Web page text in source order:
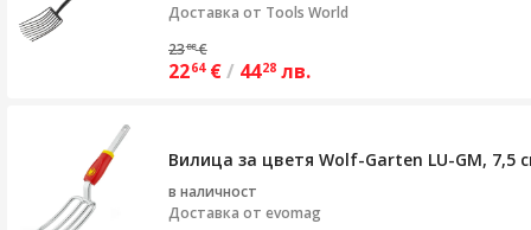
Доставка от Tools World
2388 €
2264 €/ 4428 лв.
Вилица за цветя Wolf-Garten LU-GM, 7,5
в наличност
Доставка от evomag